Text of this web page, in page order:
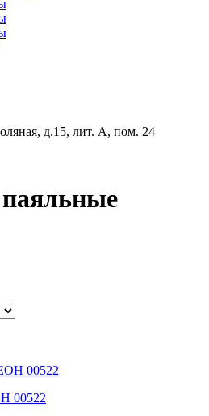
д.15, лит. А, пом. 24
00522